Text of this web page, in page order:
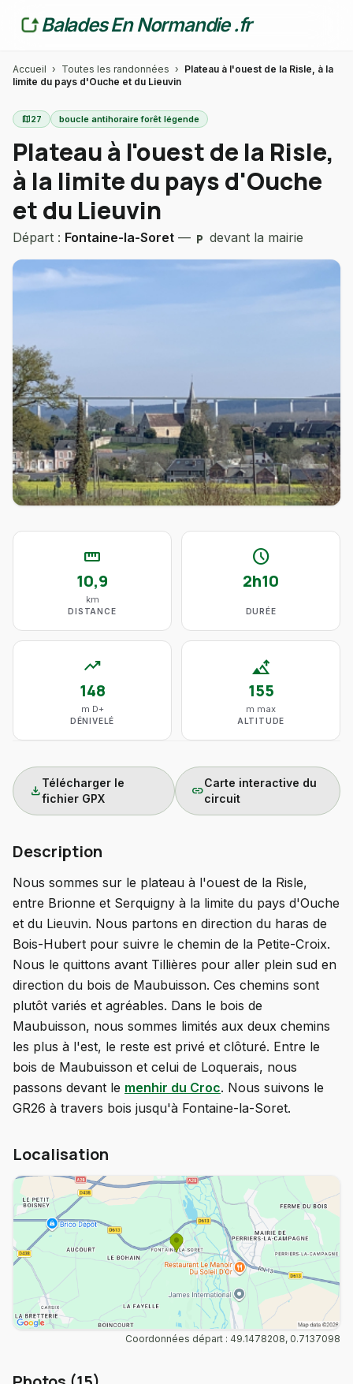
Balades En Normandie .fr
Accueil › Toutes les randonnées › Plateau à l'ouest de la Risle, à la
limite du pays d'Ouche et du Lieuvin
map27 boucle antihoraire forêt légende
Plateau à l'ouest de la Risle,
à la limite du pays d'Ouche
et du Lieuvin
Départ : Fontaine-la-Soret — local_parking devant la mairie
straighten
10,9
km
DISTANCE
schedule
2h10
DURÉE
trending_up
148
m D+
DÉNIVELÉ
altitude
155
m max
ALTITUDE
download
Télécharger le
fichier GPX
link
Carte interactive du
circuit
Description
Nous sommes sur le plateau à l'ouest de la Risle,
entre Brionne et Serquigny à la limite du pays d'Ouche
et du Lieuvin. Nous partons en direction du haras de
Bois-Hubert pour suivre le chemin de la Petite-Croix.
Nous le quittons avant Tillières pour aller plein sud en
direction du bois de Maubuisson. Ces chemins sont
plutôt variés et agréables. Dans le bois de
Maubuisson, nous sommes limités aux deux chemins
les plus à l'est, le reste est privé et clôturé. Entre le
bois de Maubuisson et celui de Loquerais, nous
passons devant le menhir du Croc. Nous suivons le
GR26 à travers bois jusqu'à Fontaine-la-Soret.
Localisation
Coordonnées départ : 49.1478208, 0.7137098